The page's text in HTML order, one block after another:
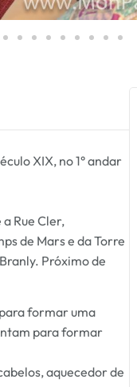
XIX, no 1° andar
Rue Cler,
de Mars e da Torre
Próximo de
formar uma
para formar
aquecedor de